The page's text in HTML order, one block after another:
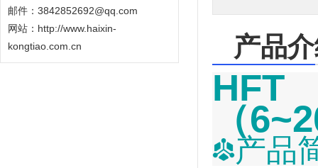
邮件：3842852692@qq.com
网站： http://www.haixin-
kongtiao.com.cn
产品
（
产品